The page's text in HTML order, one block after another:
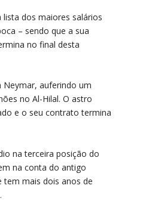
lista dos maiores salários
– sendo que a sua
no final desta
auferindo um
no Al-Hilal. O astro
e o seu contrato termina
na terceira posição do
na conta do antigo
tem mais dois anos de